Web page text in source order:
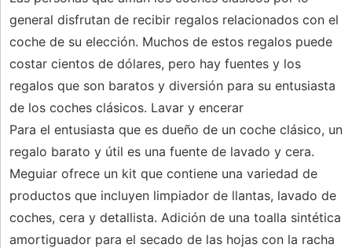
general disfrutan de recibir regalos relacionados con el
coche de su elección. Muchos de estos regalos puede
costar cientos de dólares, pero hay fuentes y los
regalos que son baratos y diversión para su entusiasta
de los coches clásicos. Lavar y encerar
Para el entusiasta que es dueño de un coche clásico, un
regalo barato y útil es una fuente de lavado y cera.
Meguiar ofrece un kit que contiene una variedad de
productos que incluyen limpiador de llantas, lavado de
coches, cera y detallista. Adición de una toalla sintética
amortiguador para el secado de las hojas con la racha